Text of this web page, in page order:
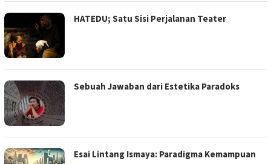
HATEDU; Satu Sisi Perjalanan Teater
Sebuah Jawaban dari Estetika Paradoks
Esai Lintang Ismaya: Paradigma Kemampuan